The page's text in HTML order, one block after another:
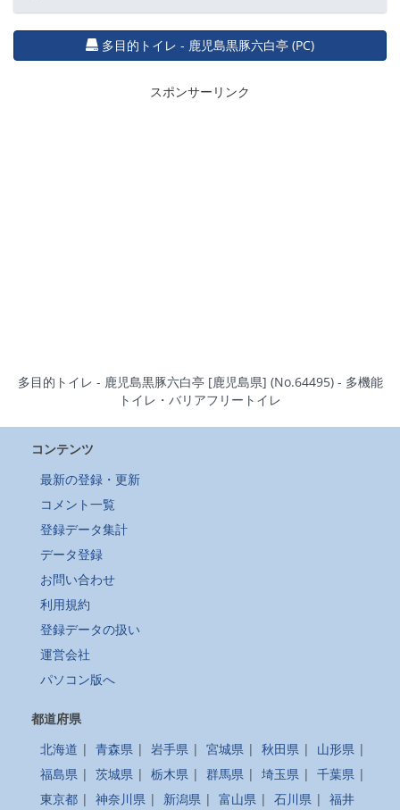
多目的トイレ - 鹿児島黒豚六白亭 (PC)
スポンサーリンク
多目的トイレ - 鹿児島黒豚六白亭 [鹿児島県] (No.64495) - 多機能
トイレ・バリアフリートイレ
コンテンツ
最新の登録・更新
コメント一覧
登録データ集計
データ登録
お問い合わせ
利用規約
登録データの扱い
運営会社
パソコン版へ
都道府県
北海道 | 青森県 | 岩手県 | 宮城県 | 秋田県 | 山形県 |
福島県 | 茨城県 | 栃木県 | 群馬県 | 埼玉県 | 千葉県 |
東京都 | 神奈川県 | 新潟県 | 富山県 | 石川県 | 福井